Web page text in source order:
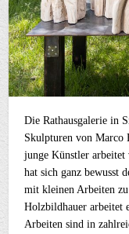
Die Rathausgalerie in
Skulpturen von Marco
junge Künstler arbeitet
hat sich ganz bewusst
mit kleinen Arbeiten
Holzbildhauer arbeitet
Arbeiten sind in